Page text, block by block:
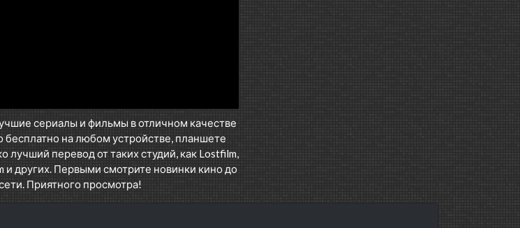
сериалы и фильмы в отличном качестве
на любом устройстве, планшете
перевод от таких студий, как Lostfilm,
и других. Первыми смотрите новинки кино до
Приятного просмотра!